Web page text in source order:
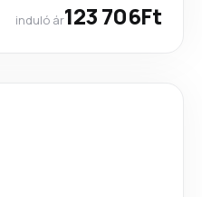
induló ár123 706Ft